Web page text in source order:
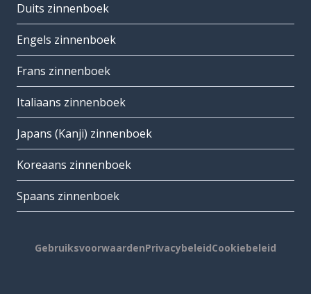
Duits zinnenboek
Engels zinnenboek
Frans zinnenboek
Italiaans zinnenboek
Japans (Kanji) zinnenboek
Koreaans zinnenboek
Spaans zinnenboek
GebruiksvoorwaardenPrivacybeleidCookiebeleid